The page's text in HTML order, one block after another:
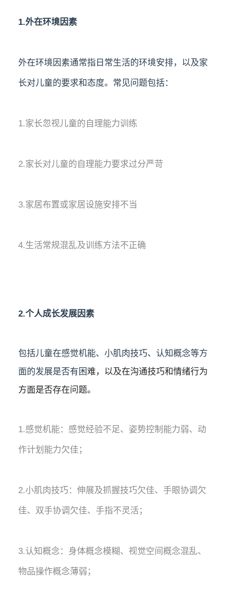
1.外在环境因素
外在环境因素通常指日常生活的环境安排，以及家
长对儿童的要求和态度。常见问题包括：
1.家长忽视儿童的自理能力训练
2.家长对儿童的自理能力要求过分严苛
3.家居布置或家居设施安排不当
4.生活常规混乱及训练方法不正确
2.个人成长发展因素
包括儿童在感觉机能、小肌肉技巧、认知概念等方
面的发展是否有 困难，以及在沟通技巧和情绪行为
方面是否存在问题。
1.感觉机能：感觉经验不足、姿势控制能力弱、动
作计划能力欠佳；
2.小肌肉技巧：伸展及抓握技巧欠佳、手眼协调欠
佳、双手协调欠佳、手指不灵活；
3.认知概念：身体概念模糊、视觉空间概念混乱、
物品操作概念薄弱；